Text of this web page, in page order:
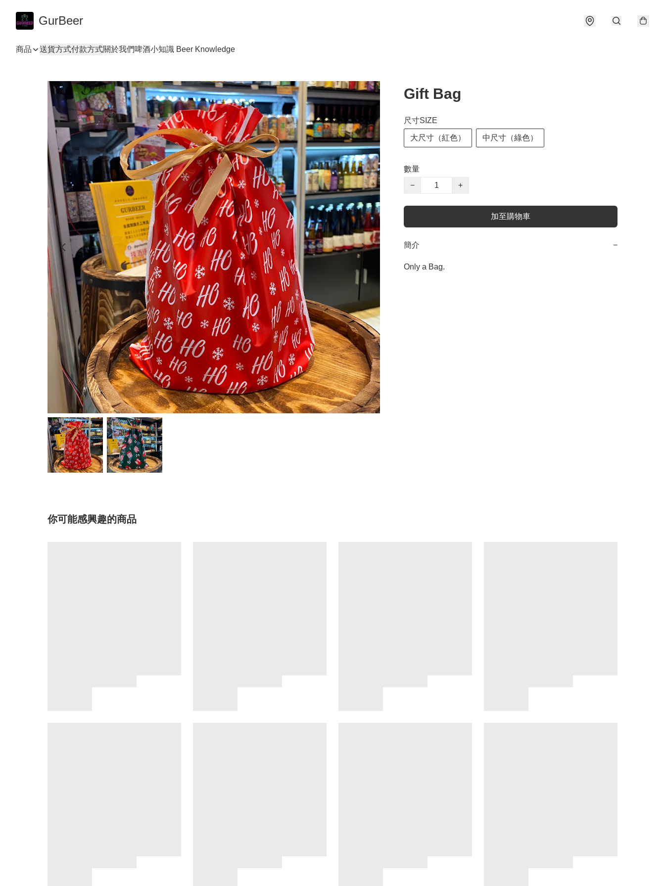
GurBeer
商品 送貨方式付款方式關於我們啤酒小知識 Beer Knowledge
Gift Bag
尺寸SIZE
大尺寸（紅色） 中尺寸（綠色）
數量
−
+
加至購物車
簡介 −
Only a Bag.
你可能感興趣的商品